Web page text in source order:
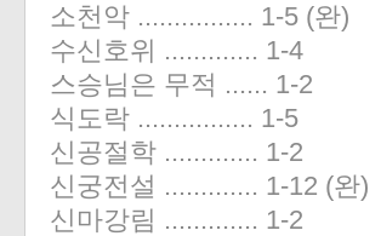
소천악 ................ 1-5 (완)
수신호위 ............. 1-4
스승님은 무적 ...... 1-2
식도락 ................ 1-5
신공절학 ............. 1-2
신궁전설 ............. 1-12 (완)
신마강림 ............. 1-2